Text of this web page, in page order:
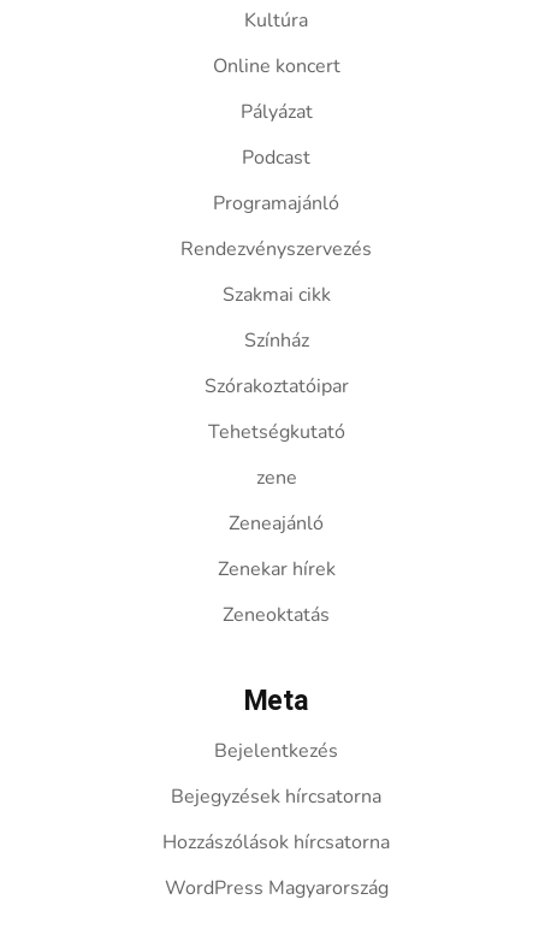
Kultúra
Online koncert
Pályázat
Podcast
Programajánló
Rendezvényszervezés
Szakmai cikk
Színház
Szórakoztatóipar
Tehetségkutató
zene
Zeneajánló
Zenekar hírek
Zeneoktatás
Meta
Bejelentkezés
Bejegyzések hírcsatorna
Hozzászólások hírcsatorna
WordPress Magyarország